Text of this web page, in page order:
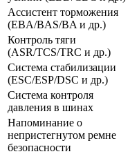
Ассистент торможения
(EBA/BAS/BA и др.)
Контроль тяги
(ASR/TCS/TRC и др.)
Система стабилизации
(ESC/ESP/DSC и др.)
Система контроля
давления в шинах
Напоминание о
непристегнутом ремне
безопасности